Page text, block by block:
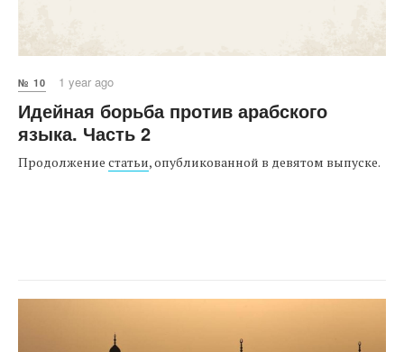
№ 10 1 year ago
Идейная борьба против арабского
языка. Часть 2
Продолжение статьи, опубликованной в девятом выпуске.